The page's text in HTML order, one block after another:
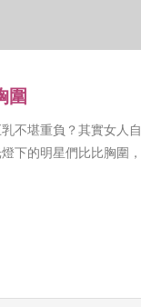
圍
不堪重負？其實女人
下的明星們比比胸圍